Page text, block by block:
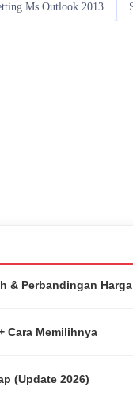
Ms Outlook 2013
& Perbandingan
Cara Memilihnya
(Update 2026)